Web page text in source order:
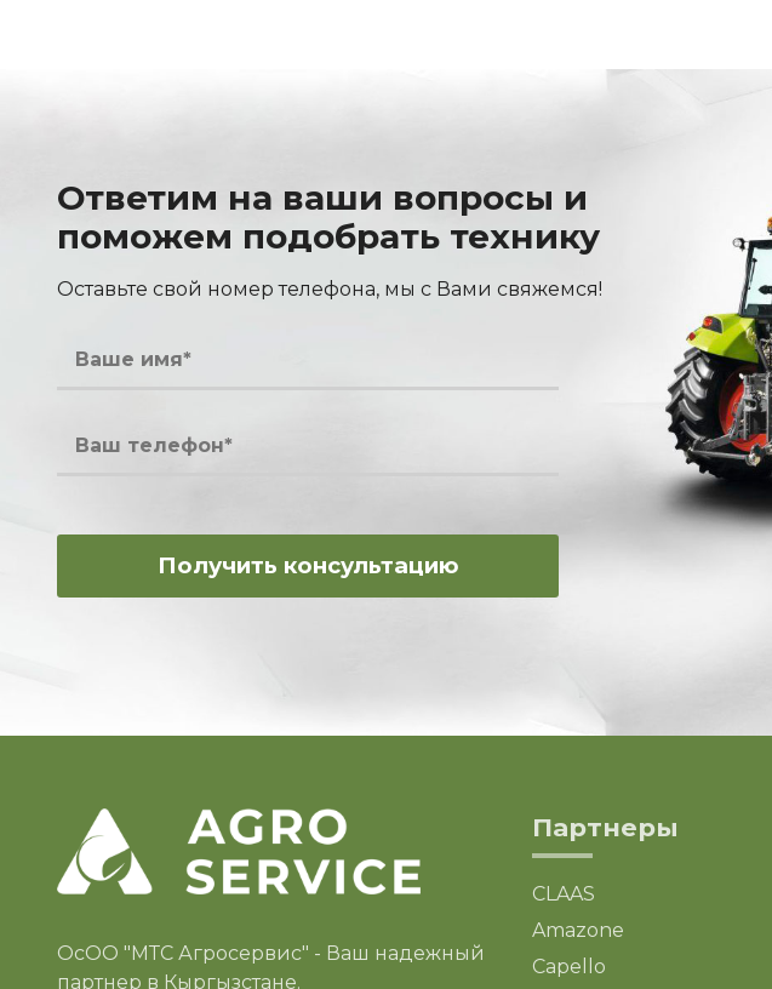
Ответим на ваши вопросы и
поможем подобрать технику
Оставьте свой номер телефона, мы с Вами свяжемся!
ОсОО "МТС Агросервис" - Ваш надежный
партнер в Кыргызстане.
Партнеры
CLAAS
Amazone
Capello